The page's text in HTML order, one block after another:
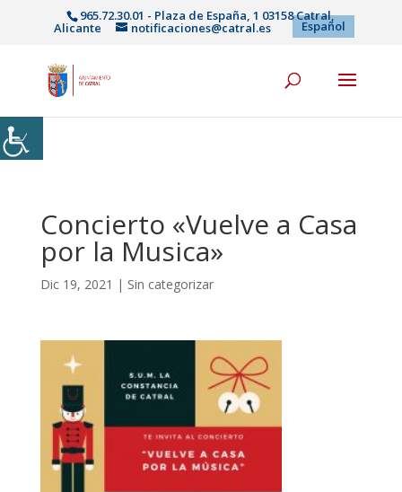
965.72.30.01 - Plaza de España, 1 03158 Catral,
Alicante notificaciones@catral.es Español
Concierto «Vuelve a Casa
por la Musica»
Dic 19, 2021 | Sin categorizar